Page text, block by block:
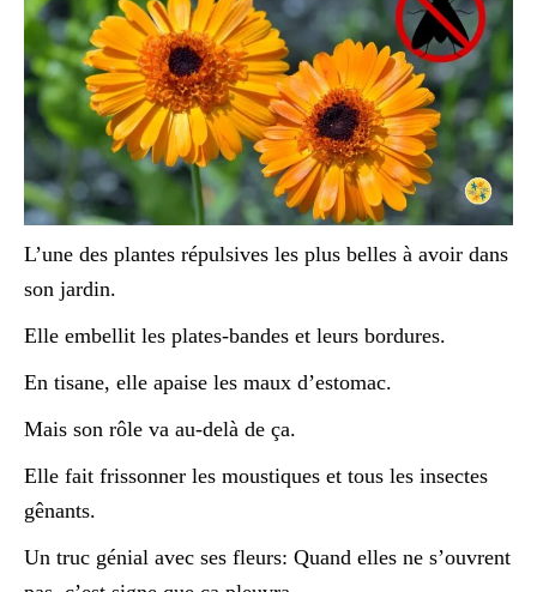
L’une des plantes répulsives les plus belles à avoir dans
son jardin.
Elle embellit les plates-bandes et leurs bordures.
En tisane, elle apaise les maux d’estomac.
Mais son rôle va au-delà de ça.
Elle fait frissonner les moustiques et tous les insectes
gênants.
Un truc génial avec ses fleurs: Quand elles ne s’ouvrent